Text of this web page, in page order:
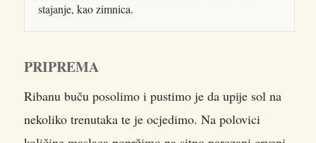
stajanje, kao zimnica.
PRIPREMA
Ribanu buču posolimo i pustimo je da upije sol na
nekoliko trenutaka te je ocjedimo. Na polovici